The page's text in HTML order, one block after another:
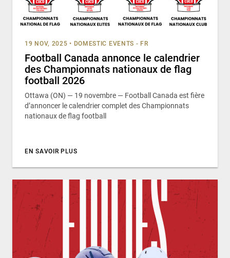
19 NOV, 2025 • DOMESTIC EVENTS - FR
Football Canada annonce le calendrier
des Championnats nationaux de flag
football 2026
Ottawa (ON) — 19 novembre — Football Canada est fière
d’annoncer le calendrier complet des Championnats
nationaux de flag football
EN SAVOIR PLUS